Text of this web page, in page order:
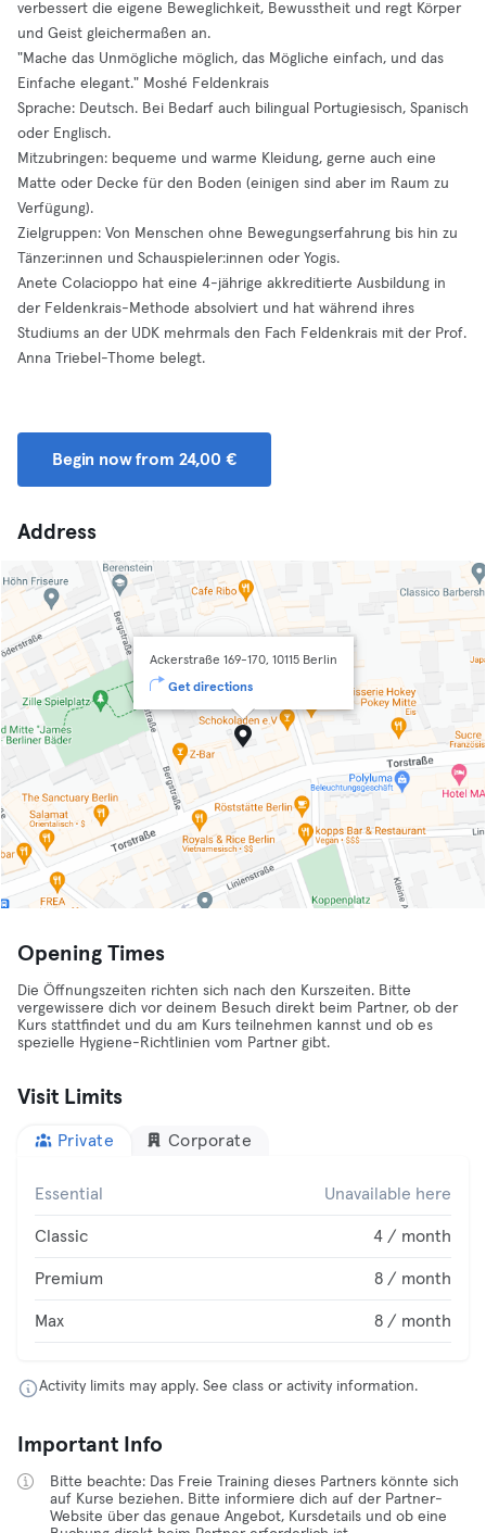
verbessert die eigene Beweglichkeit, Bewusstheit und regt Körper
und Geist gleichermaßen an.
"Mache das Unmögliche möglich, das Mögliche einfach, und das
Einfache elegant." Moshé Feldenkrais
Sprache: Deutsch. Bei Bedarf auch bilingual Portugiesisch, Spanisch
oder Englisch.
Mitzubringen: bequeme und warme Kleidung, gerne auch eine
Matte oder Decke für den Boden (einigen sind aber im Raum zu
Verfügung).
Zielgruppen: Von Menschen ohne Bewegungserfahrung bis hin zu
Tänzer:innen und Schauspieler:innen oder Yogis.
Anete Colacioppo hat eine 4-jährige akkreditierte Ausbildung in
der Feldenkrais-Methode absolviert und hat während ihres
Studiums an der UDK mehrmals den Fach Feldenkrais mit der Prof.
Anna Triebel-Thome belegt.
Begin now from 24,00 €
Address
Ackerstraße 169-170, 10115 Berlin
Get directions
Opening Times
Die Öffnungszeiten richten sich nach den Kurszeiten. Bitte
vergewissere dich vor deinem Besuch direkt beim Partner, ob der
Kurs stattfindet und du am Kurs teilnehmen kannst und ob es
spezielle Hygiene-Richtlinien vom Partner gibt.
Visit Limits
Private Corporate
Essential Unavailable here
Classic 4 / month
Premium 8 / month
Max 8 / month
Activity limits may apply. See class or activity information.
Important Info
Bitte beachte: Das Freie Training dieses Partners könnte sich
auf Kurse beziehen. Bitte informiere dich auf der Partner-
Website über das genaue Angebot, Kursdetails und ob eine